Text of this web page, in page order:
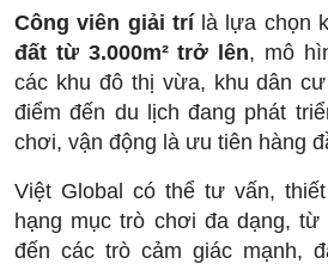
Công viên giải trílà lựa chọn
đất từ 3.000m² trở lên, mô
các khu đô thị vừa, khu dân
điểm đến du lịch đang phát
chơi, vận động là ưu tiên hàng
Việt Global có thể tư vấn,
hạng mục trò chơi đa dạng,
đến các trò cảm giác mạnh,